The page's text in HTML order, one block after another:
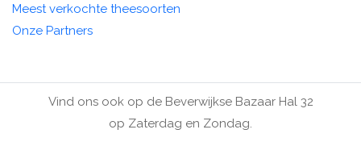
Meest verkochte theesoorten
Onze Partners
Vind ons ook op de Beverwijkse Bazaar Hal 32
op Zaterdag en Zondag.